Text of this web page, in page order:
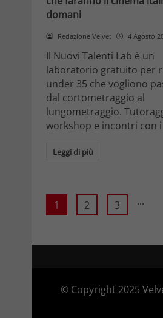
domani
Redazione Velvet 4 Agosto
Il Nuovi Talenti Lab è un
laboratorio gratuito per
under 35 che vogliono
dal cortometraggio al
lungometraggio.
workshop e incontri con
Leggi di più
1 2 3 ...
© Copyright 2025